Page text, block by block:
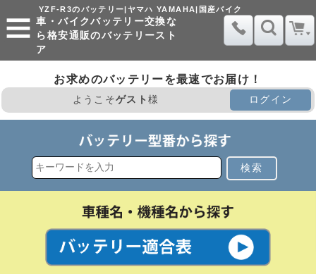
YZF-R3のバッテリー|ヤマハ YAMAHA|国産バイク
車・バイクバッテリー交換な
ら格安通販のバッテリースト
ア
お求めのバッテリーを最速でお届け！
ようこそゲスト様 ログイン
検索